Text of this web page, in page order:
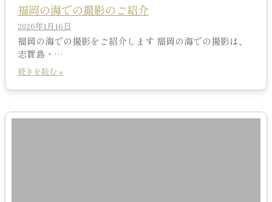
福岡の海での撮影のご紹介
2026年1月16日
福岡の海での撮影をご紹介します 福岡の海での撮影は、
志賀島・…
続きを読む »